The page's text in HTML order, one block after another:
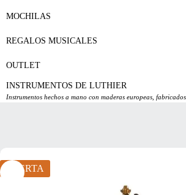
MOCHILAS
REGALOS MUSICALES
OUTLET
INSTRUMENTOS DE LUTHIER
Instrumentos hechos a mano con maderas europeas, fabricados
OFERTA